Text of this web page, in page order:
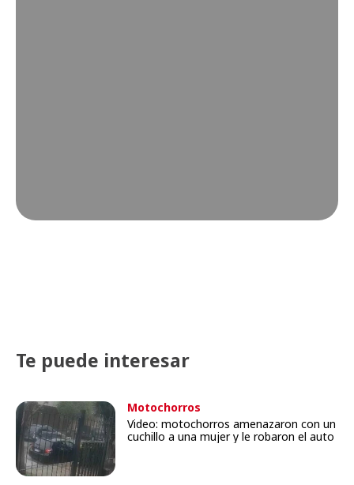
Te puede interesar
Motochorros
Video: motochorros amenazaron con un
cuchillo a una mujer y le robaron el auto